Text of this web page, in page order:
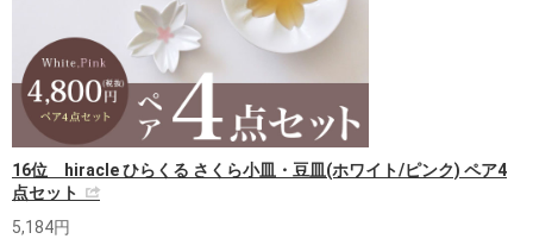
16位 hiracle ひらくる さくら小皿・豆皿(ホワイト/ピンク) ペア4
点セット
5,184円